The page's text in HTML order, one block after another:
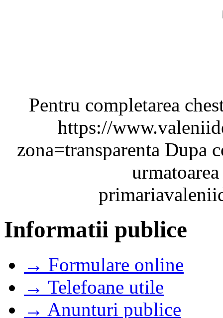
Pentru completarea
https://
zona=transparenta Dupa
Informatii publice
→ Formulare online
→ Telefoane utile
→ Anunturi publice